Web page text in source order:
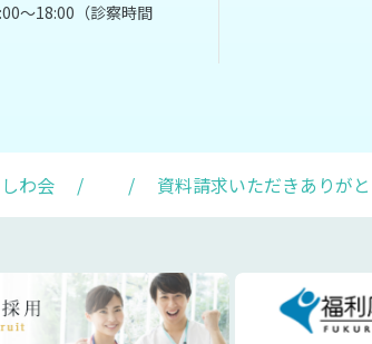
～18:00（診察時間
わ会 / / 資料請求いただきありがと